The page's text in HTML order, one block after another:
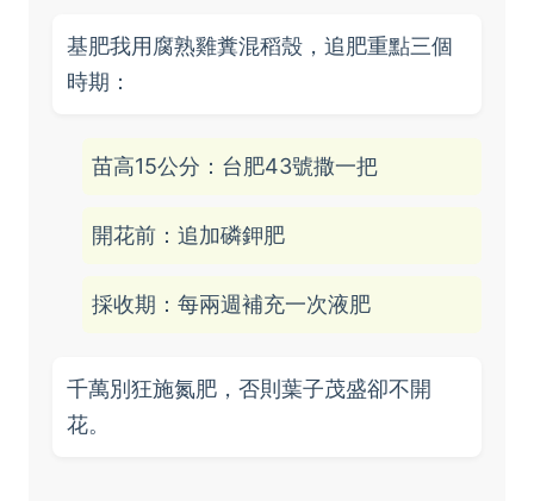
基肥我用腐熟雞糞混稻殼，追肥重點三個
時期：
苗高15公分：台肥43號撒一把
開花前：追加磷鉀肥
採收期：每兩週補充一次液肥
千萬別狂施氮肥，否則葉子茂盛卻不開
花。